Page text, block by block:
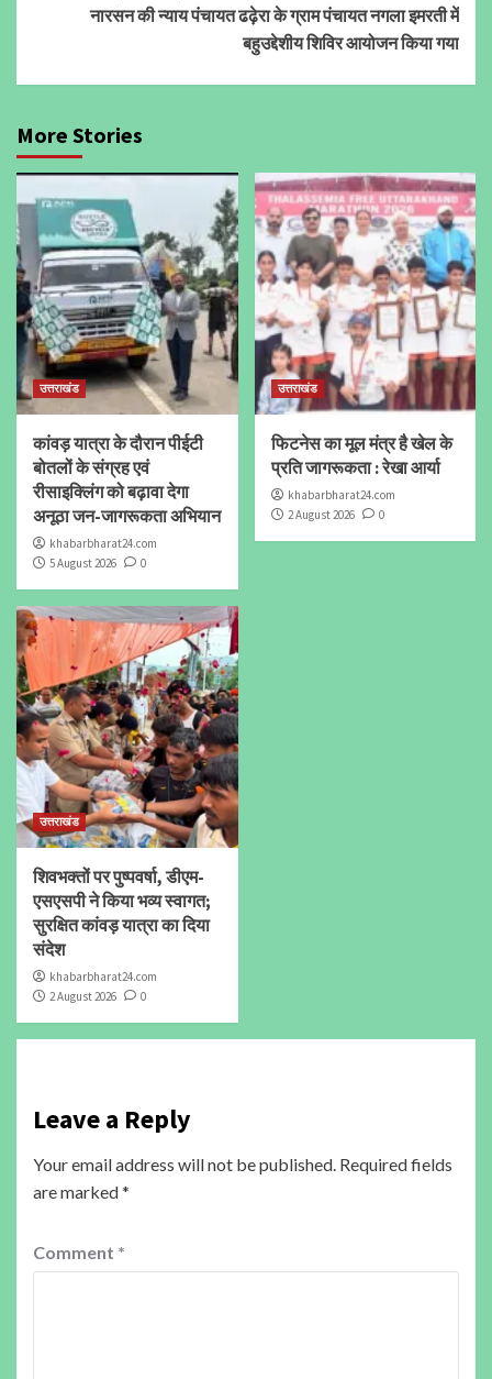
नारसन की न्याय पंचायत ढढ़ेरा के ग्राम पंचायत नगला इमरती में
बहुउद्देशीय शिविर आयोजन किया गया
More Stories
उत्तराखंड
कांवड़ यात्रा के दौरान पीईटी
बोतलों के संग्रह एवं
रीसाइक्लिंग को बढ़ावा देगा
अनूठा जन-जागरूकता अभियान
khabarbharat24.com
5 August 2026
0
उत्तराखंड
फिटनेस का मूल मंत्र है खेल के
प्रति जागरूकता : रेखा आर्या
khabarbharat24.com
2 August 2026
0
उत्तराखंड
शिवभक्तों पर पुष्पवर्षा, डीएम-
एसएसपी ने किया भव्य स्वागत;
सुरक्षित कांवड़ यात्रा का दिया
संदेश
khabarbharat24.com
2 August 2026
0
Leave a Reply
Your email address will not be published. Required fields
are marked*
Comment *